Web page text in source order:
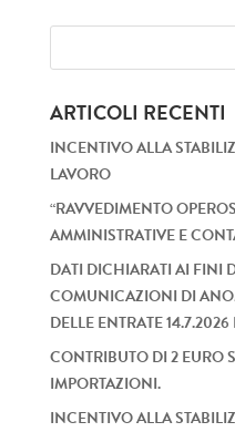
ARTICOLI RECENTI
INCENTIVO ALLA
LAVORO
“RAVVEDIMENTO
AMMINISTRATIVE E
DATI DICHIARATI AI FINI
COMUNICAZIONI DI
DELLE ENTRATE
CONTRIBUTO DI 2 EURO
IMPORTAZIONI.
INCENTIVO ALLA